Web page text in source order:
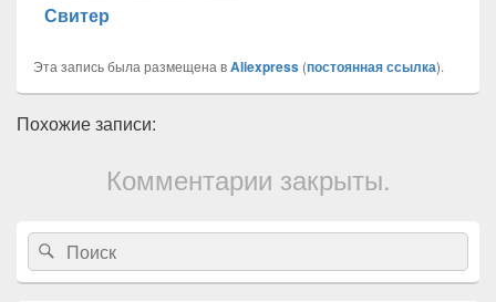
Свитер
Эта запись была размещена вAliexpress (постоянная ссылка).
Похожие записи:
Комментарии закрыты.
Область
основной
боковой
панели
Search
for:
Search